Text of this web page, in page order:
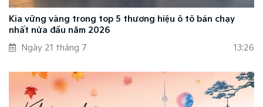
Kia vững vàng trong top 5 thương hiệu ô tô bán chạy
nhất nửa đầu năm 2026
Ngày 21 tháng 7
13:26